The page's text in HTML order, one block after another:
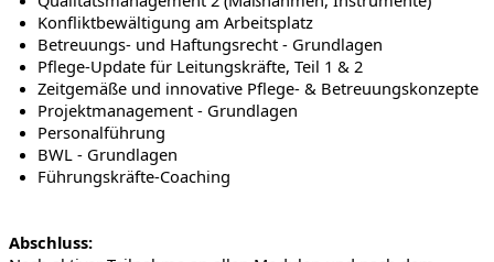
Konfliktbewältigung am Arbeitsplatz
Betreuungs- und Haftungsrecht - Grundlagen
Pflege-Update für Leitungskräfte, Teil 1 & 2
Zeitgemäße und innovative Pflege- & Betreuungskonzepte
Projektmanagement - Grundlagen
Personalführung
BWL - Grundlagen
Führungskräfte-Coaching
Abschluss: